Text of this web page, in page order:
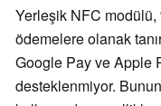
Yerleşik NFC modülü,
ödemelere olanak
Google Pay ve Apple
desteklenmiyor.